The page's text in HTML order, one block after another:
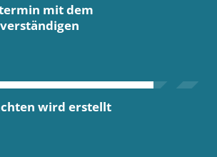
mit dem
wird erstellt